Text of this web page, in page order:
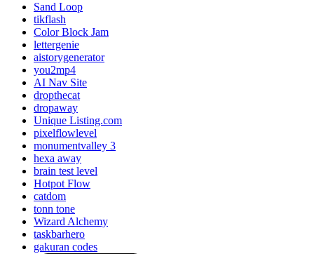
Sand Loop
tikflash
Color Block Jam
lettergenie
aistorygenerator
you2mp4
AI Nav Site
dropthecat
dropaway
Unique Listing.com
pixelflowlevel
monumentvalley 3
hexa away
brain test level
Hotpot Flow
catdom
tonn tone
Wizard Alchemy
taskbarhero
gakuran codes